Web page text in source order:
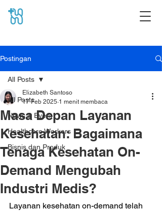
Postingan
All Posts
News & Event
Healthcare Workers
Bisnis dan Produk
All Posts
Masa Depan Layanan
Kesehatan: Bagaimana
Tenaga Kesehatan On-
Demand Mengubah
Industri Medis?
Elizabeth Santoso
17 Feb 2025 1 menit membaca
Layanan kesehatan on-demand telah